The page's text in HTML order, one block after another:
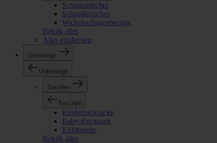
Schmusetücher
Schnullertücher
Wickelauflagenbezüge
Bekijk alles
Alles entdecken
Unterwegs
Unterwegs
Taschen
Taschen
Kinderrucksäcke
Baby-Rucksack
Kühltasche
Bekijk alles